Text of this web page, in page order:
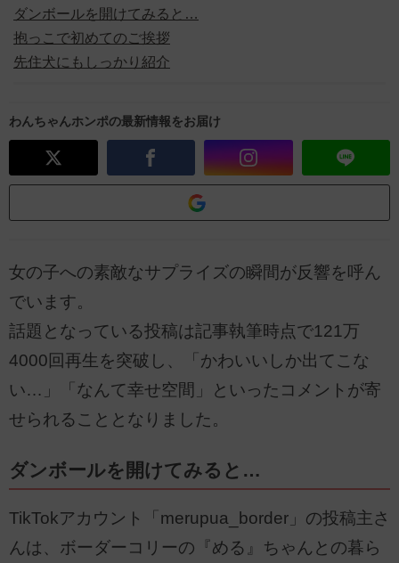
ダンボールを開けてみると…
抱っこで初めてのご挨拶
先住犬にもしっかり紹介
わんちゃんホンポの最新情報をお届け
女の子への素敵なサプライズの瞬間が反響を呼ん
でいます。
話題となっている投稿は記事執筆時点で121万
4000回再生を突破し、「かわいいしか出てこな
い…」「なんて幸せ空間」といったコメントが寄
せられることとなりました。
ダンボールを開けてみると…
TikTokアカウント「merupua_border」の投稿主さ
んは、ボーダーコリーの『める』ちゃんとの暮ら